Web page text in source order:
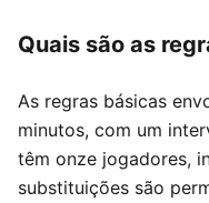
Quais são as
As regras básicas
minutos, com um
têm onze jogadores,
substituições são